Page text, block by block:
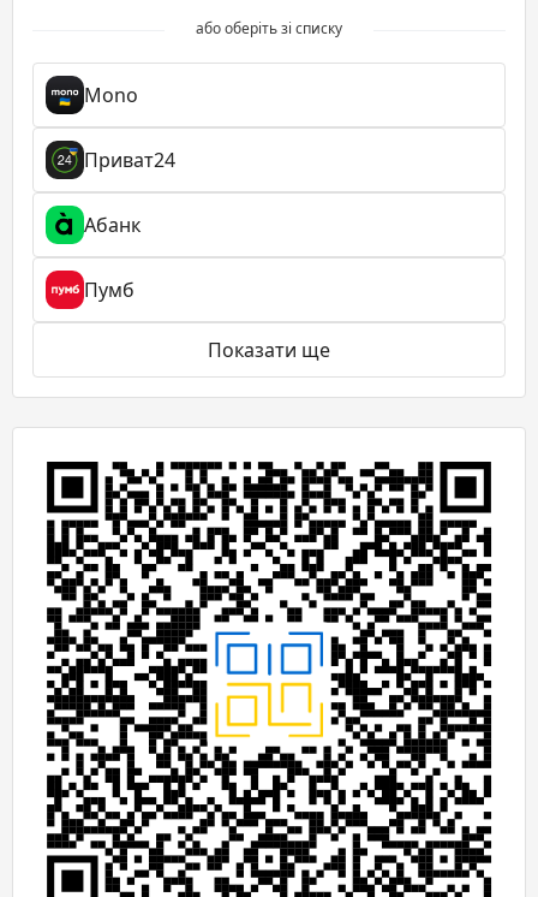
або оберіть зі списку
Mono
Приват24
Абанк
Пумб
Показати ще